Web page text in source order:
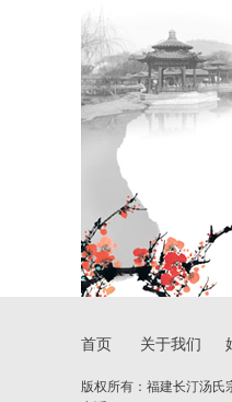
首页 关于我们
版权所有： 福建长汀汤氏